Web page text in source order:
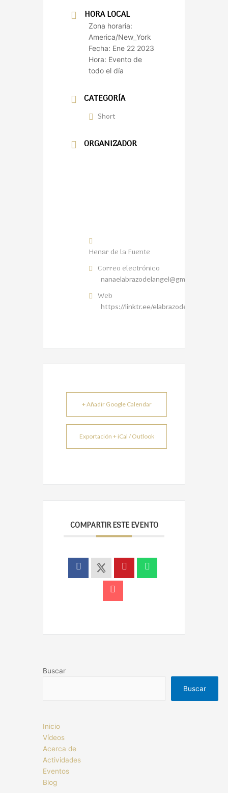
HORA LOCAL
Zona horaria:
America/New_York
Fecha: Ene 22 2023
Hora: Evento de
todo el día
CATEGORÍA
Short
ORGANIZADOR
Henar de la Fuente
Correo electrónico
nanaelabrazodelangel@gmail.com
Web
https://linktr.ee/elabrazodelangel
+ Añadir Google Calendar
Exportación + iCal / Outlook
COMPARTIR ESTE EVENTO
Buscar
Buscar
Inicio
Vídeos
Acerca de
Actividades
Eventos
Blog